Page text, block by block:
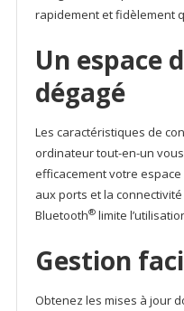
rapidement et fidèlement
Un espace
dégagé
Les caractéristiques de
ordinateur tout-en-un
efficacement votre espace
aux ports et la
Bluetooth®limite
Gestion
Obtenez les mises à jour